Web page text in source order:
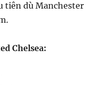
tiên dù Manchester
Chelsea: